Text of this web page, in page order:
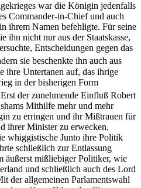
war die Königin jedenfalls
Commander-in-Chief und auch
ihrem Namen befehligte. Für seine
ihn nicht nur aus der Staatskasse,
Entscheidungen gegen das
sie beschenkte ihn auch aus
ihre Untertanen auf, das ihrige
in der bisherigen Form
der zunehmende Einfluß Robert
Mithilfe mehr und mehr
zu erringen und ihr Mißtrauen für
ihrer Minister zu erwecken,
whiggistische Junto ihre Politik
schließlich zur Entlassung
äußerst mißliebiger Politiker, wie
und schließlich auch des Lord
der allgemeinen Parlamentswahl